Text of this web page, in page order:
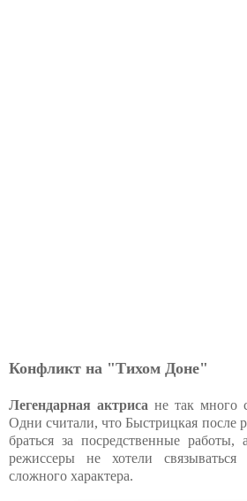
Конфликт на "Тихом Доне"
Легендарная актриса не так много
Одни считали, что Быстрицкая после
браться за посредственные работы,
режиссеры не хотели
сложного характера.